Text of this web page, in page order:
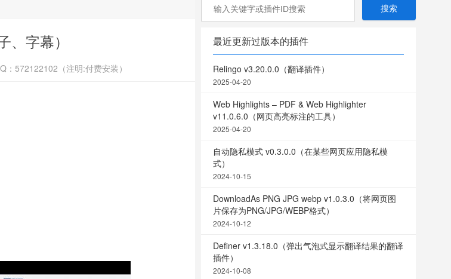
字幕）
：572122102（注明:付费安装）
最近更新过版本的插件
Relingo v3.20.0.0（翻译插件）
2025-04-20
Web Highlights – PDF & Web Highlighter
v11.0.6.0（网页高亮标注的工具）
2025-04-20
自动隐私模式 v0.3.0.0（在某些网页应用隐私模
式）
2024-10-15
DownloadAs PNG JPG webp v1.0.3.0（将网页图
片保存为PNG/JPG/WEBP格式）
2024-10-12
Definer v1.3.18.0（弹出气泡式显示翻译结果的翻译
插件）
2024-10-08